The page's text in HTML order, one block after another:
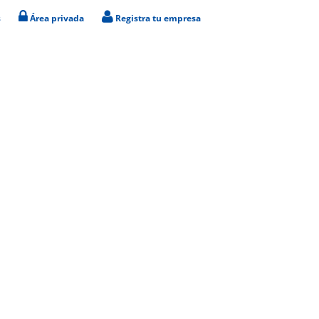
Registra tu empresa
Área privada